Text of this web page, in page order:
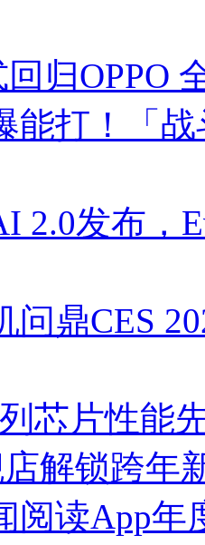
回归OPPO
能打！「战
2.0发布，
问鼎CES
芯片性能
店解锁跨年
阅读App年